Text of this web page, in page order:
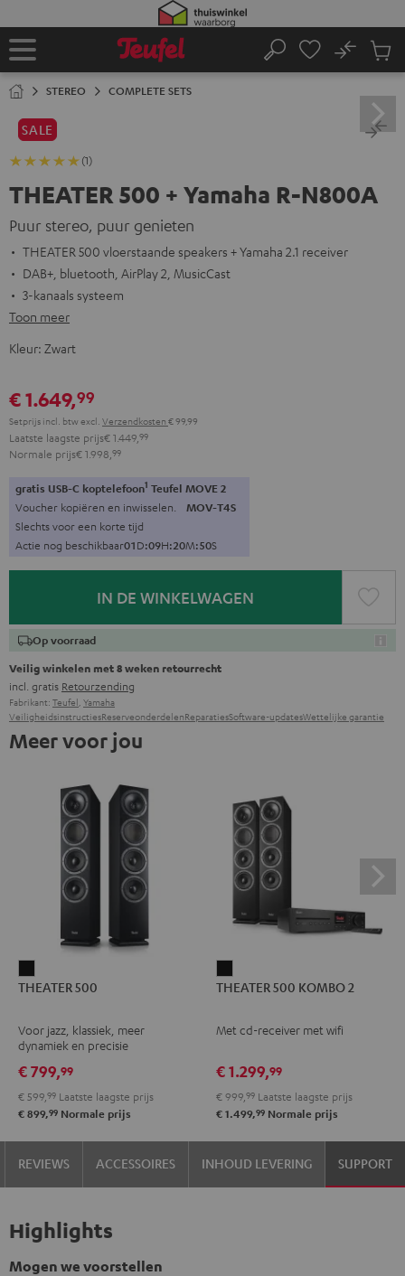
Home
Zoeken
No
STEREO COMPLETE SETS
SALE
(1)
THEATER 500 + Yamaha R-N800A
Puur stereo, puur genieten
THEATER 500 vloerstaande speakers + Yamaha 2.1 receiver
DAB+, bluetooth, AirPlay 2, MusicCast
3-kanaals systeem
Toon meer
Kleur: Zwart
€ 1.649,99
Setprijs incl. btwexcl. Verzendkosten € 99,99
Laatste laagste prijs€ 1.449, 99
Normale prijs€ 1.998, 99
gratis USB-C koptelefoon1 Teufel MOVE 2
Voucher kopiëren en inwisselen. MOV-T4S
Slechts voor een korte tijd
Actie nog beschikbaar01D:09H:20M:49S
IN DE WINKELWAGEN
Op voorraad
Veilig winkelen met 8 weken retourrecht
incl. gratis Retourzending
Fabrikant: Teufel, Yamaha
VeiligheidsinstructiesReserveonderdelenReparatiesSoftware-updatesWettelijke garantie
Meer voor jou
500
THEATER 500
Voor jazz, klassiek, meer
dynamiek en precisie
€ 799,99
€ 599, 99 Laatste laagste prijs
€ 899,99 Normale prijs
500
2
THEATER 500 KOMBO 2
Met cd-receiver met wifi
€ 1.299,99
€ 999, 99 Laatste laagste prijs
€ 1.499,99 Normale prijs
REVIEWS ACCESSOIRES INHOUD LEVERING SUPPORT
Highlights
Mogen we voorstellen